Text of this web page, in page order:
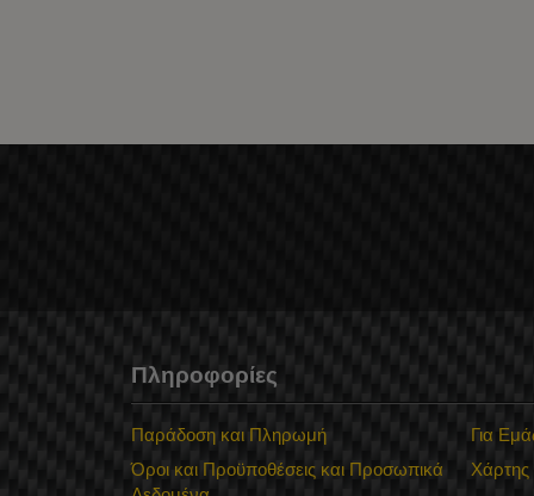
Πληροφορίες
Παράδοση και Πληρωμή
Όροι και Προϋποθέσεις και Προσωπικά
Για
Χάρτης